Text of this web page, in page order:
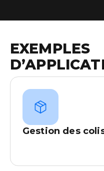
EXEMPLES
Gestion des
Automatisez la